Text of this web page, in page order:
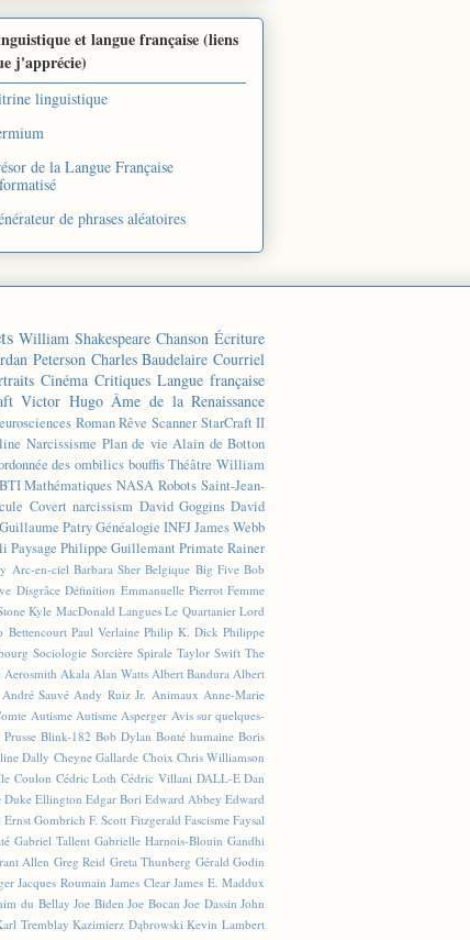
et langue française (liens
j'apprécie)
linguistique
de la Langue Française
de phrases aléatoires
William Shakespeare Chanson Écriture
Peterson Charles Baudelaire Courriel
Cinéma Critiques Langue française
Victor Hugo Âme de la Renaissance
Roman Rêve Scanner StarCraft II
Narcissisme Plan de vie Alain de Botton
des ombilics bouffis Théâtre William
Mathématiques NASA Robots Saint-Jean-
Covert narcissism David Goggins David
Guillaume PatryGénéalogie INFJJames Webb
Paysage Philippe Guillemant Primate Rainer
Arc-en-ciel Barbara Sher Belgique Big Five Bob
Disgrâce Définition Emmanuelle Pierrot Femme
Kyle MacDonald Langues Le Quartanier Lord
Bettencourt Paul Verlaine Philip K. Dick Philippe
Sociologie Sorcière Spirale Taylor Swift The
Aerosmith Akala Alan Watts Albert Bandura Albert
André Sauvé Andy Ruiz Jr. Animaux Anne-Marie
Autisme Autisme Asperger Avis sur quelques-
Blink-182 Bob Dylan Bonté humaine Boris
Dally Cheyne Gallarde Choix Chris Williamson
Coulon Cédric Loth Cédric Villani DALL-E Dan
Duke Ellington Edgar Bori Edward Abbey Edward
Ernst Gombrich F. Scott Fitzgerald Fascisme Faysal
Gabriel Tallent Gabrielle Harnois-Blouin Gandhi
Allen Greg Reid Greta Thunberg Gérald Godin
Jacques Roumain James Clear James E. Maddux
du Bellay Joe Biden Joe Bocan Joe Dassin John
Tremblay Kazimierz Dąbrowski Kevin Lambert